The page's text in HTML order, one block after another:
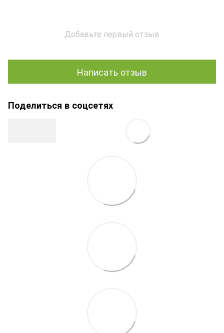
Добавьте первый отзыв
Написать отзыв
Поделиться в соцсетях